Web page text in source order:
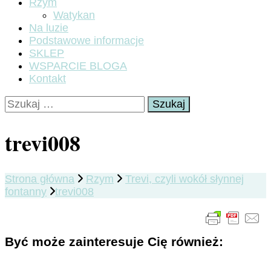
Rzym
Watykan
Na luzie
Podstawowe informacje
SKLEP
WSPARCIE BLOGA
Kontakt
Szukaj:
trevi008
Strona główna Rzym
Trevi, czyli wokół słynnej
fontanny
trevi008
Być może zainteresuje Cię również: